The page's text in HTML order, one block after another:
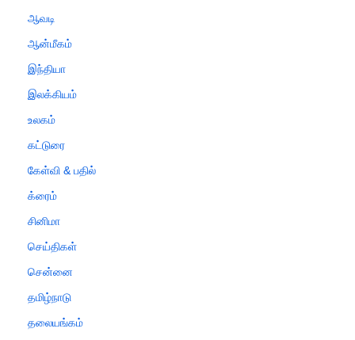
ஆவடி
ஆன்மீகம்
இந்தியா
இலக்கியம்
உலகம்
கட்டுரை
கேள்வி & பதில்
க்ரைம்
சினிமா
செய்திகள்
சென்னை
தமிழ்நாடு
தலையங்கம்